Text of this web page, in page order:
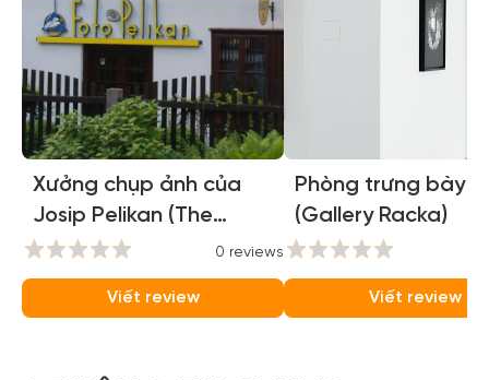
Xưởng chụp ảnh của
Josip Pelikan (The
Photographic Studio of
Josip Pelikan)
0 reviews
Viết review
Phòng trưng bày
(Gallery Racka)
Viết review